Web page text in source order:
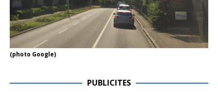
(photo Google)
PUBLICITES